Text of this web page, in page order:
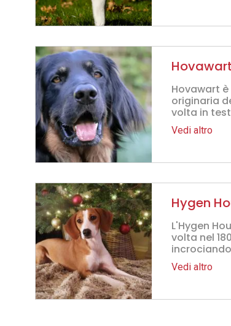
Hovawart
Hovawart
originaria
volta in
Vedi altro
Hygen
L'Hygen
volta nel
Vedi altro